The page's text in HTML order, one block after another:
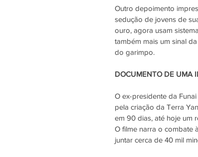
Outro depoimento
sedução de jovens de
ouro, agora usam
também mais um sinal
do garimpo.
DOCUMENTO DE UMA
O ex-presidente da
pela criação da Terra
em 90 dias, até hoje um
O filme narra o combate
juntar cerca de 40 mil